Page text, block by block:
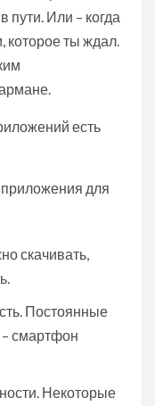
пути. Или – когда
которое ты ждал.
есть
для
скачивать,
Постоянные
смартфон
Некоторые